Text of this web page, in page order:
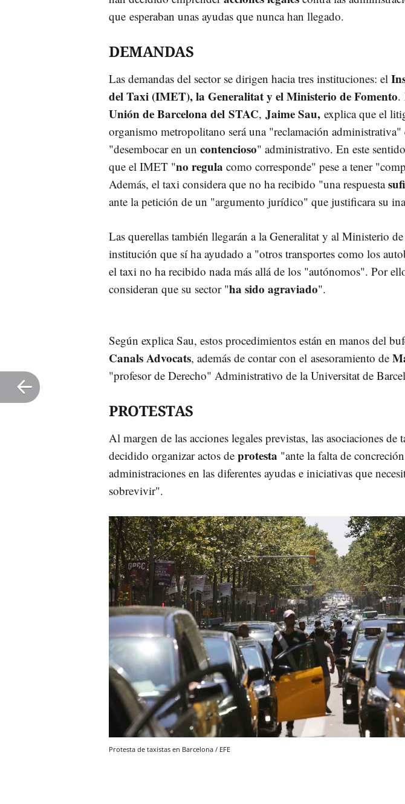
que esperaban unas ayudas que nunca han llegado.
DEMANDAS
Las demandas del sector se dirigen hacia tres instituciones: el
del Taxi (IMET), la Generalitat y el Ministerio de Fomento.
Unión de Barcelona del STAC, Jaime Sau, explica que el
organismo metropolitano será una "reclamación
"desembocar en un contencioso" administrativo. En este
que el IMET "no regula como corresponde" pese a tener
Además, el taxi considera que no ha recibido "una respuesta
ante la petición de un "argumento jurídico" que justificara su
Las querellas también llegarán a la Generalitat y al Ministerio
institución que sí ha ayudado a "otros transportes como los
el taxi no ha recibido nada más allá de los "autónomos". Por
consideran que su sector "ha sido agraviado".
Según explica Sau, estos procedimientos están en manos del
Canals Advocats, además de contar con el asesoramiento de
"profesor de Derecho" Administrativo de la Universitat de
PROTESTAS
Al margen de las acciones legales previstas, las asociaciones de
decidido organizar actos de protesta "ante la falta de
administraciones en las diferentes ayudas e iniciativas que
sobrevivir".
Protesta de taxistas en Barcelona / EFE